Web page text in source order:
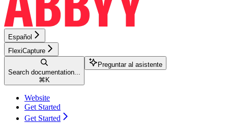
Español
FlexiCapture
Search documentation...
⌘ K
Preguntar al asistente
Website
Get Started
Get Started